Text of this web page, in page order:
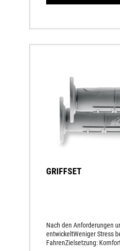
GRIFFSET
Nach den Anforderungen
entwickeltWeniger Stress
FahrenZielsetzung: